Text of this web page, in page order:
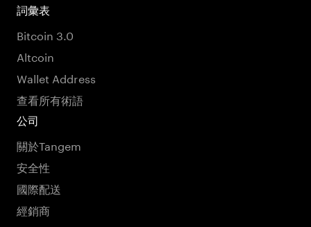
詞彙表
Bitcoin 3.0
Altcoin
Wallet Address
查看所有術語
公司
關於Tangem
安全性
國際配送
經銷商